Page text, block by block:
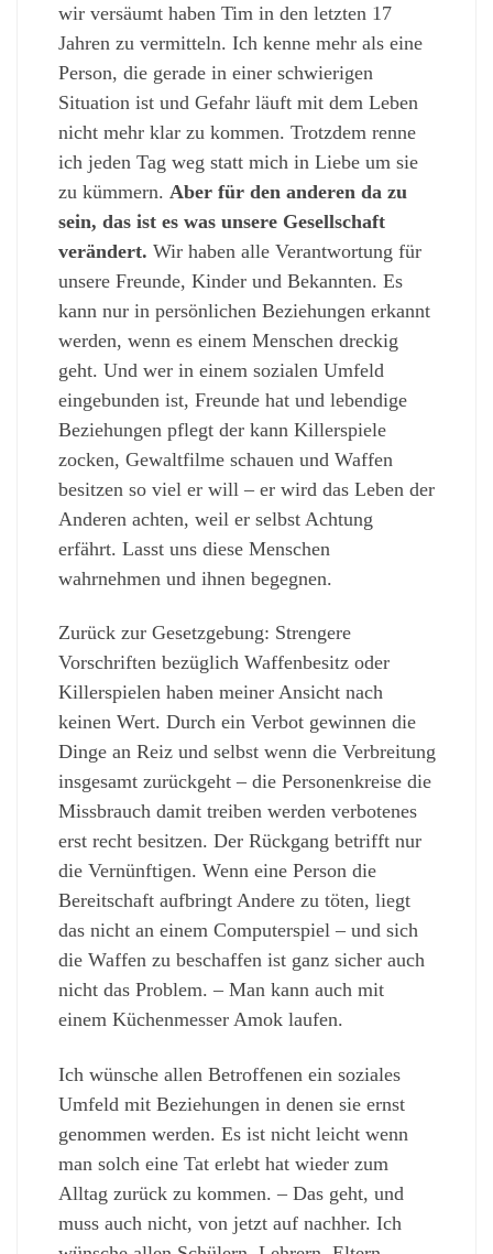
wir versäumt haben Tim in den letzten 17
Jahren zu vermitteln. Ich kenne mehr als eine
Person, die gerade in einer schwierigen
Situation ist und Gefahr läuft mit dem Leben
nicht mehr klar zu kommen. Trotzdem renne
ich jeden Tag weg statt mich in Liebe um sie
zu kümmern. Aber für den anderen da zu
sein, das ist es was unsere Gesellschaft
verändert. Wir haben alle Verantwortung für
unsere Freunde, Kinder und Bekannten. Es
kann nur in persönlichen Beziehungen erkannt
werden, wenn es einem Menschen dreckig
geht. Und wer in einem sozialen Umfeld
eingebunden ist, Freunde hat und lebendige
Beziehungen pflegt der kann Killerspiele
zocken, Gewaltfilme schauen und Waffen
besitzen so viel er will – er wird das Leben der
Anderen achten, weil er selbst Achtung
erfährt. Lasst uns diese Menschen
wahrnehmen und ihnen begegnen.
Zurück zur Gesetzgebung: Strengere
Vorschriften bezüglich Waffenbesitz oder
Killerspielen haben meiner Ansicht nach
keinen Wert. Durch ein Verbot gewinnen die
Dinge an Reiz und selbst wenn die Verbreitung
insgesamt zurückgeht – die Personenkreise die
Missbrauch damit treiben werden verbotenes
erst recht besitzen. Der Rückgang betrifft nur
die Vernünftigen. Wenn eine Person die
Bereitschaft aufbringt Andere zu töten, liegt
das nicht an einem Computerspiel – und sich
die Waffen zu beschaffen ist ganz sicher auch
nicht das Problem. – Man kann auch mit
einem Küchenmesser Amok laufen.
Ich wünsche allen Betroffenen ein soziales
Umfeld mit Beziehungen in denen sie ernst
genommen werden. Es ist nicht leicht wenn
man solch eine Tat erlebt hat wieder zum
Alltag zurück zu kommen. – Das geht, und
muss auch nicht, von jetzt auf nachher. Ich